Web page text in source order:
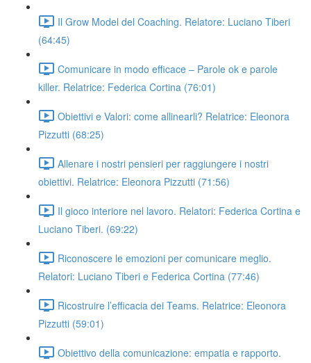
Il Grow Model del Coaching. Relatore: Luciano Tiberi
(64:45)
Comunicare in modo efficace – Parole ok e parole
killer. Relatrice: Federica Cortina (76:01)
Obiettivi e Valori: come allinearli? Relatrice: Eleonora
Pizzutti (68:25)
Allenare i nostri pensieri per raggiungere i nostri
obiettivi. Relatrice: Eleonora Pizzutti (71:56)
Il gioco interiore nel lavoro. Relatori: Federica Cortina e
Luciano Tiberi. (69:22)
Riconoscere le emozioni per comunicare meglio.
Relatori: Luciano Tiberi e Federica Cortina (77:46)
Ricostruire l’efficacia dei Teams. Relatrice: Eleonora
Pizzutti (59:01)
Obiettivo della comunicazione: empatia e rapporto.